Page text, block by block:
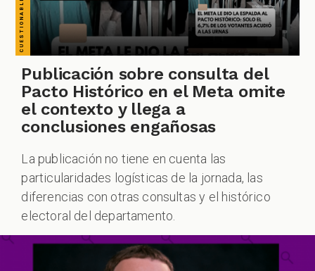
Publicación sobre consulta del
Pacto Histórico en el Meta omite
el contexto y llega a
conclusiones engañosas
La publicación no tiene en cuenta las
particularidades logísticas de la jornada, las
diferencias con otras consultas y el histórico
electoral del departamento.